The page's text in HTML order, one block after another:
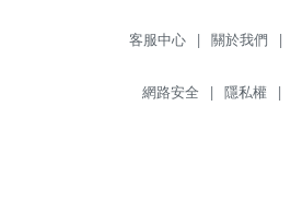
客服中心 | 關於我們 |
網路安全 | 隱私權 |